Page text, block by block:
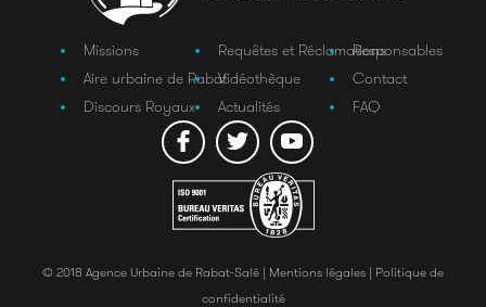
Missions
Aire urbaine de Rabat
Discours Royaux
Requêtes et Réclamations
Vidéothèque
Actualités
Responsables
Contact
FAQ
© 2018 Agence Urbaine de Rabat-Salé | Mentions légales | Politique de
confidentialité